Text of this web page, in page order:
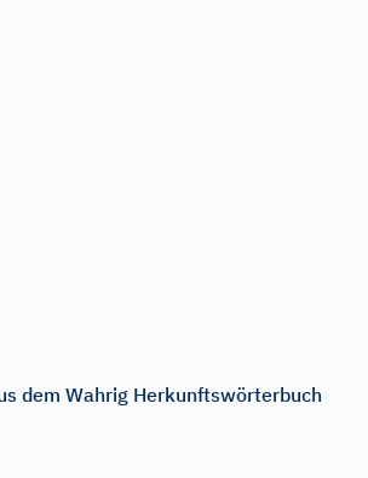
dem Wahrig Herkunftswörterbuch